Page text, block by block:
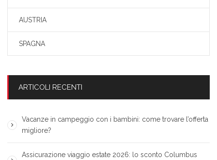
AUSTRIA
SPAGNA
ARTICOLI RECENTI
Vacanze in campeggio con i bambini: come trovare l’offerta
migliore?
Assicurazione viaggio estate 2026: lo sconto Columbus